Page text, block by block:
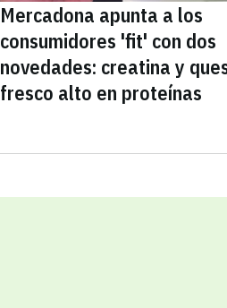
Mercadona apunta a los
consumidores 'fit' con dos
novedades: creatina y
fresco alto en proteínas